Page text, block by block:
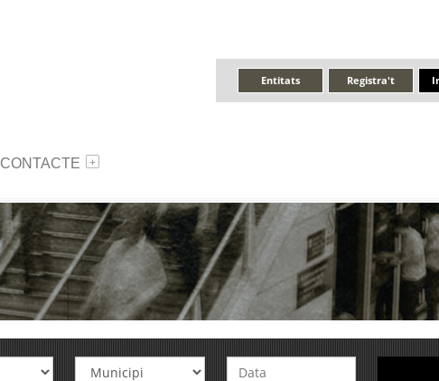
Registra't
Entitats
CONTACTE